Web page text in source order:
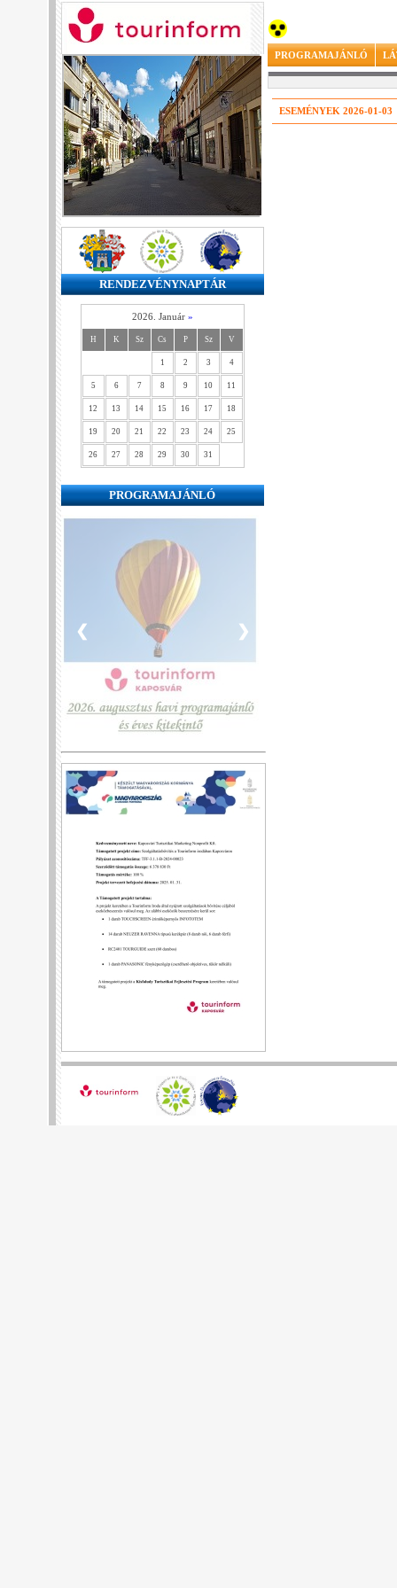
RENDEZVÉNYNAPTÁR
2026. Január »
H K Sz Cs P Sz V
1 2 3 4
5 6 7 8 9 10 11
12 13 14 15 16 17 18
19 20 21 22 23 24 25
26 27 28 29 30 31
PROGRAMAJÁNLÓ
❮ ❯
PROGRAMAJÁNLÓ
ESEMÉNYEK 2026-01-03